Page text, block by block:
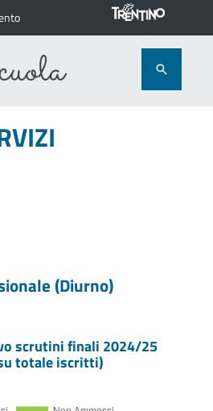
(Diurno)
scrutini finali 2024/25
totale iscritti)